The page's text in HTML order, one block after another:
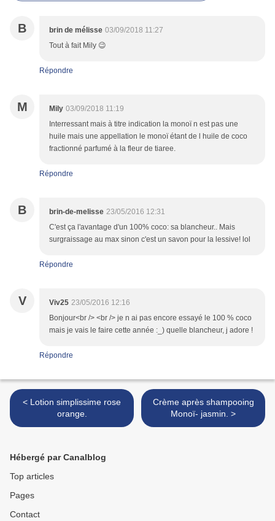
B brin de mélisse 03/09/2018 11:27
Tout à fait Mily 😉
Répondre
M Mily 03/09/2018 11:19
Interressant mais à titre indication la monoï n est pas une
huile mais une appellation le monoï étant de l huile de coco
fractionné parfumé à la fleur de tiaree.
Répondre
B brin-de-melisse 23/05/2016 12:31
C'est ça l'avantage d'un 100% coco: sa blancheur.. Mais
surgraissage au max sinon c'est un savon pour la lessive! lol
Répondre
V Viv25 23/05/2016 12:16
Bonjour<br /> <br /> je n ai pas encore essayé le 100 % coco
mais je vais le faire cette année :_) quelle blancheur, j adore !
Répondre
< Lotion simplissime rose
orange.
Crème après shampooing
Monoï- jasmin. >
Hébergé par Canalblog
Top articles
Pages
Contact